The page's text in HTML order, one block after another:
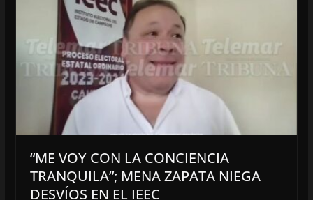
“ME VOY CON LA CONCIENCIA
TRANQUILA”; MENA ZAPATA NIEGA
DESVÍOS EN EL IEEC